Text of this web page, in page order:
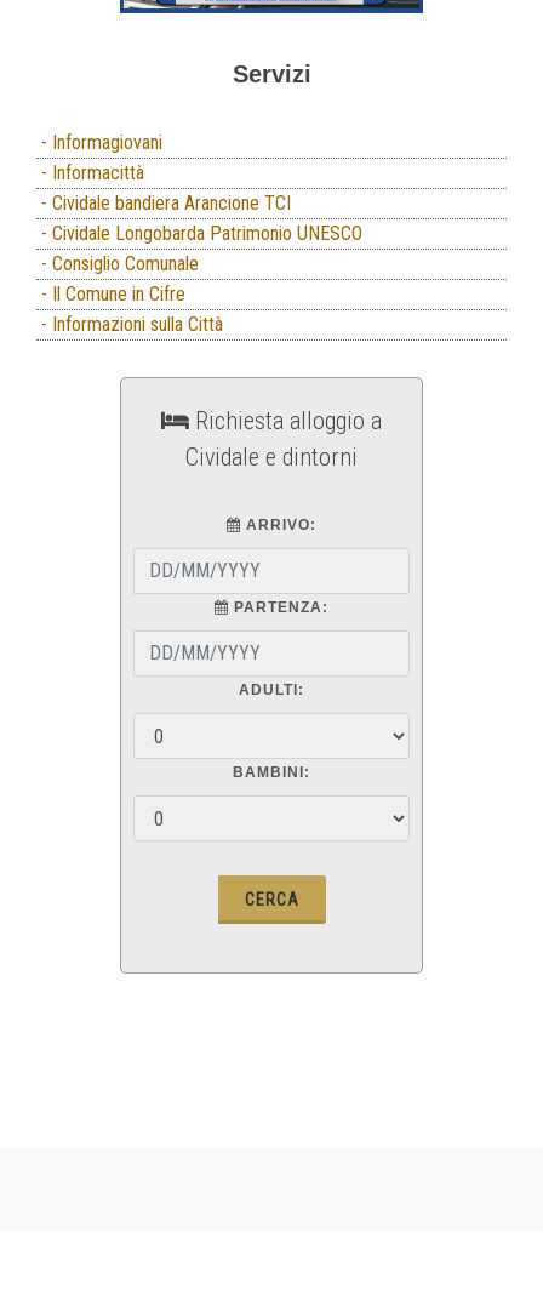
Servizi
- Informagiovani
- Informacittà
- Cividale bandiera Arancione TCI
- Cividale Longobarda Patrimonio UNESCO
- Consiglio Comunale
- Il Comune in Cifre
- Informazioni sulla Città
Richiesta alloggio a
Cividale e dintorni
ARRIVO:
PARTENZA:
ADULTI:
BAMBINI: